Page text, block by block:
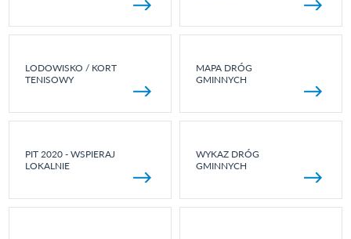
LODOWISKO / KORT
TENISOWY
MAPA DRÓG
GMINNYCH
PIT 2020 - WSPIERAJ
LOKALNIE
WYKAZ DRÓG
GMINNYCH